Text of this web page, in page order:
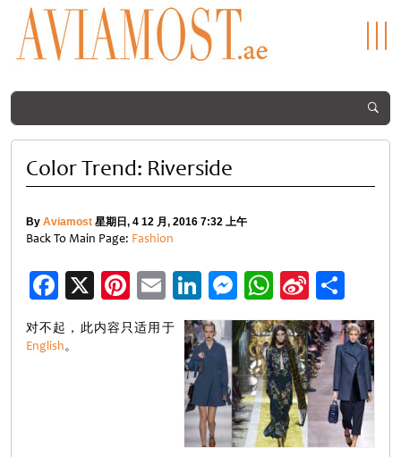
Color Trend: Riverside
By Aviamost 星期日, 4 12 月, 2016 7:32 上午
Back To Main Page: Fashion
Facebook
X Pinterest
EmailLinkedIn
Messenger
WhatsApp
Sina
Weibo
享
对不起，此内容只适用于
English。